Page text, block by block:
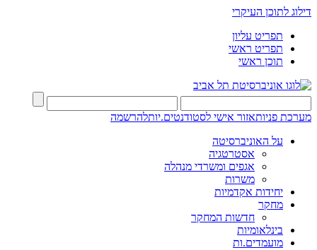
דילוג לתוכן העיקרי
תפריט עליון
תפריט ראשי
תוכן ראשי
מערכת פניותאזור אישי לסטודנטים.יותלהרשמה
על האוניברסיטה
אסטרטגיה
אגפים ומשרדי מנהלה
משרות
יחידות אקדמיות
מחקר
חדשות המחקר
בינלאומיות
מועמדים.ות